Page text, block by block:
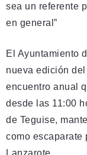
sea un referente
en general”
El Ayuntamiento
nueva edición
encuentro anual
desde las 11:00
de Teguise,
como escaparate
Lanzarote.